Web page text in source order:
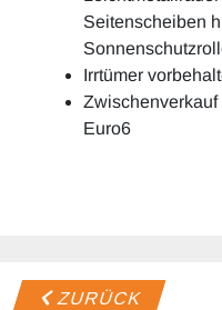
Seitenscheiben
Irrtümer
Euro6
ZURÜCK